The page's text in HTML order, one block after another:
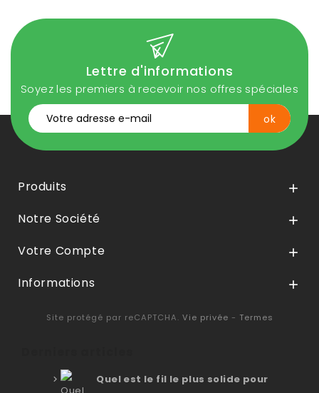
Lettre d'informations
Soyez les premiers à recevoir nos offres spéciales
Produits 
Notre Société 
Votre Compte 
Informations 
Site protégé par reCAPTCHA. Vie privée - Termes
Quel est le fil le plus solide pour